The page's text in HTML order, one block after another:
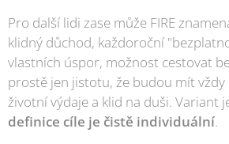
Pro další lidi zase může FIRE
klidný důchod, každoroční
vlastních úspor, možnost cestovat
prostě jen jistotu, že budou mít
životní výdaje a klid na duši. Variant
definice cíle je čistě individuální.